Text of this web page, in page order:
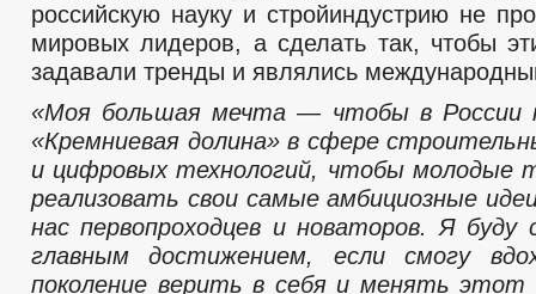
российскую науку и стройиндустрию не
мировых лидеров, а сделать так, чтобы
задавали тренды и являлись
«Моя большая мечта — чтобы в России
«Кремниевая долина» в сфере
и цифровых технологий, чтобы молодые
реализовать свои самые амбициозные
нас первопроходцев и новаторов. Я буду
главным достижением, если смогу
поколение верить в себя и менять этот